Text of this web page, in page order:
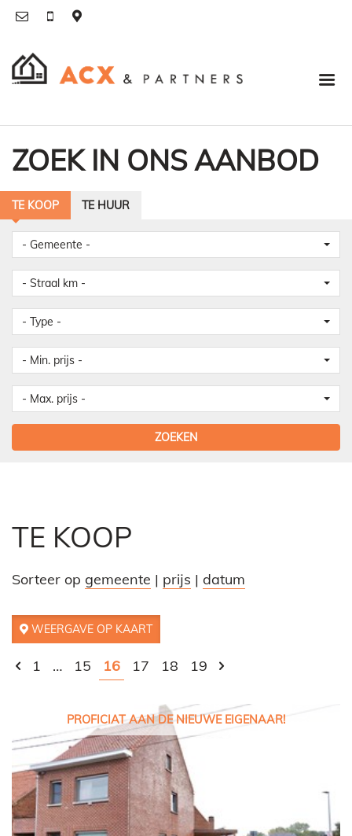
ZOEK IN ONS AANBOD
- Gemeente -
- Straal km -
- Type -
- Min. prijs -
- Max. prijs -
ZOEKEN
TE KOOP TE HUUR
TE KOOP
Sorteer op gemeente | prijs | datum
WEERGAVE OP KAART
1 … 15 16 17 18 19
PROFICIAT AAN DE NIEUWE EIGENAAR!